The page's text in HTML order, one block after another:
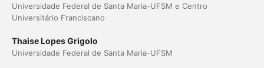
Universidade Federal de Santa Maria-UFSM e Centro
Universitário Franciscano
Thaise Lopes Grigolo
Universidade Federal de Santa Maria-UFSM